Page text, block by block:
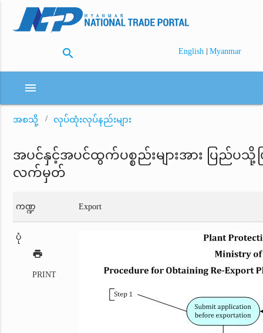
search English | Myanmar
menu
အစသို့ လုပ်ထုံးလုပ်နည်းများ
အပင်နှင့်အပင်ထွက်ပစ္စည်းများအား ပြည်ပ
လက်မှတ်
ကဏ္ဍ Export
ပုံ
print
PRINT